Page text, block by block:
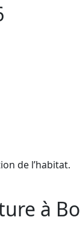
de l’habitat.
à